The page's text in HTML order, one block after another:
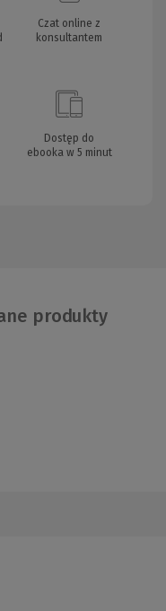
Czat online z
konsultantem
Dostęp do
ebooka w 5 minut
produkty